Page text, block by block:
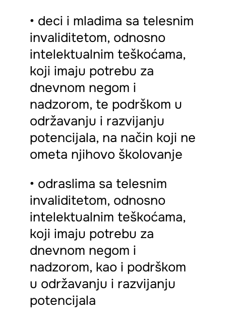
• deci i mladima sa telesnim
invaliditetom, odnosno
intelektualnim teškoćama,
koji imaju potrebu za
dnevnom negom i
nadzorom, te podrškom u
održavanju i razvijanju
potencijala, na način koji ne
ometa njihovo školovanje
• odraslima sa telesnim
invaliditetom, odnosno
intelektualnim teškoćama,
koji imaju potrebu za
dnevnom negom i
nadzorom, kao i podrškom
u održavanju i razvijanju
potencijala